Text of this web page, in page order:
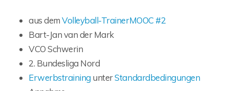
aus demVolleyball-TrainerMOOC #2
Bart-Jan van der Mark
VCO Schwerin
2. Bundesliga Nord
Erwerbstraining unterStandardbedingungen